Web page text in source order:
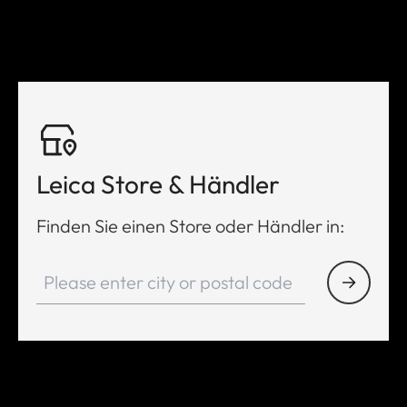
Leica Store & Händler
Finden Sie einen Store oder Händler in: